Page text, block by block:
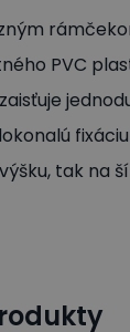
PVC
tak na